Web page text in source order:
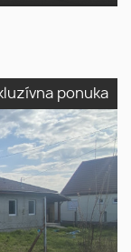
ponuka